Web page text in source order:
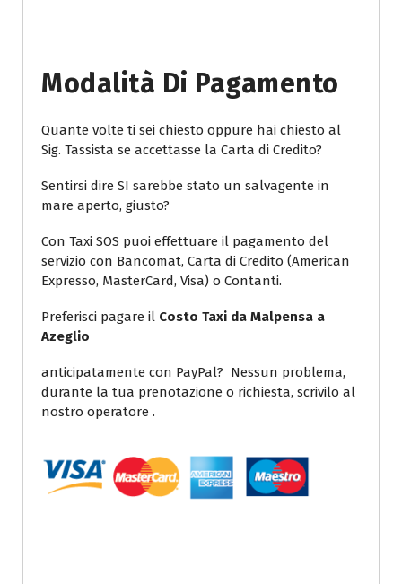
Modalità Di Pagamento
Quante volte ti sei chiesto oppure hai chiesto al
Sig. Tassista se accettasse la Carta di Credito?
Sentirsi dire SI sarebbe stato un salvagente in
mare aperto, giusto?
Con Taxi SOS puoi effettuare il pagamento del
servizio con Bancomat, Carta di Credito (American
Expresso, MasterCard, Visa) o Contanti.
Preferisci pagare il Costo Taxi da Malpensa a
Azeglio
anticipatamente con PayPal? Nessun problema,
durante la tua prenotazione o richiesta, scrivilo al
nostro operatore .